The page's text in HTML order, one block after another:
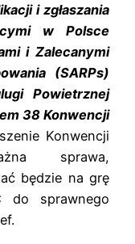
i zgłaszania
w Polsce
i Zalecanymi
(SARPs)
Powietrznej
38 Konwencji
Konwencji
sprawa,
będzie na grę
do sprawnego